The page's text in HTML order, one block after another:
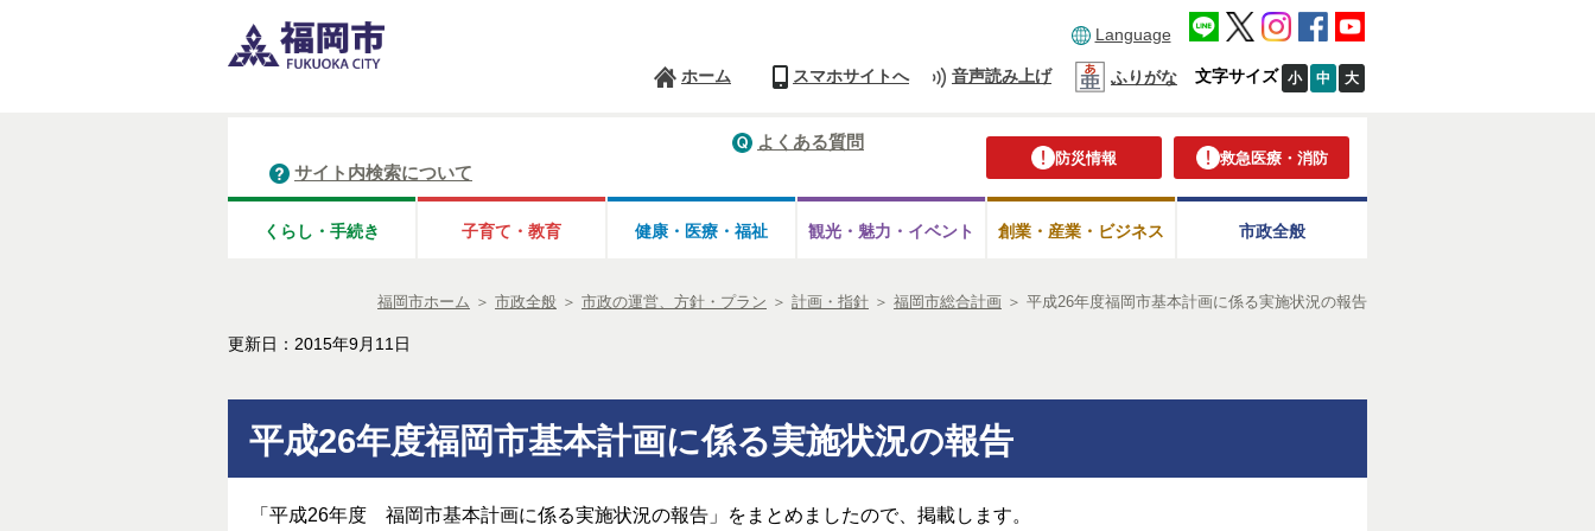
Language
ホーム スマホサイトへ 音声読み上げ ふりがな 文字サイズ 小 中 大
防災情報 救急医療・消防
よくある質問
サイト内検索について
くらし・手続き 子育て・教育 健康・医療・ 福祉 観光・魅力・ イベント 創業・産業・ビジネス 市政全般
福岡市ホーム ＞ 市政全般 ＞ 市政の運営、方針・プラン ＞ 計画・指針 ＞ 福岡市総合計画 ＞ 平成26年度福岡市基本計画に係る実施状況の報告
更新日：2015年9月11日
平成26年度福岡市基本計画に係る実施状況の報告
「平成26年度 福岡市基本計画に係る実施状況の報告」をまとめましたので、掲載します。